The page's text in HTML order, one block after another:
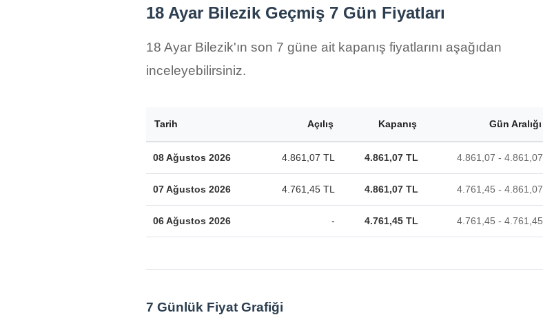
18 Ayar Bilezik Geçmiş 7 Gün Fiyatları
18 Ayar Bilezik'ın son 7 güne ait kapanış fiyatlarını aşağıdan
inceleyebilirsiniz.
Tarih Açılış Kapanış Gün Aralığı
08 Ağustos 2026 4.861,07 TL 4.861,07 TL 4.861,07 - 4.861,07
07 Ağustos 2026 4.761,45 TL 4.861,07 TL 4.761,45 - 4.861,07
06 Ağustos 2026 - 4.761,45 TL 4.761,45 - 4.761,45
7 Günlük Fiyat Grafiği